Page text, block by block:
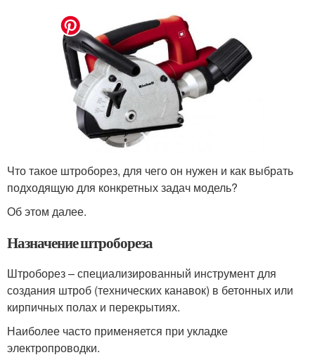
Что такое штроборез, для чего он нужен и как выбрать
подходящую для конкретных задач модель?
Об этом далее.
Назначение штробореза
Штроборез – специализированный инструмент для
создания штроб (технических канавок) в бетонных или
кирпичных полах и перекрытиях.
Наиболее часто применяется при укладке
электропроводки.